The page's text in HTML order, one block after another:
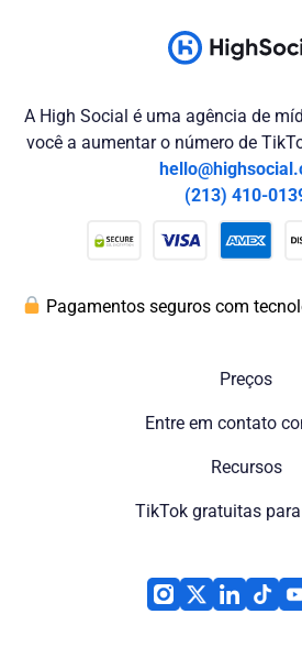
A High Social é uma agência de
você a aumentar o número de
(213) 410-
Pagamentos seguros com
Preços
Entre em contato
Recursos
TikTok gratuitas